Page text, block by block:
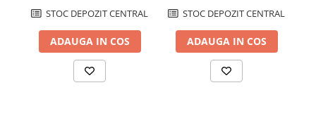
LEA accesorii
Cablu solar
Cabluri coaxiale TV
STOC DEPOZIT CENTRAL
ADAUGA IN COS
STOC DEPOZIT CENTRAL
ADAUGA IN COS